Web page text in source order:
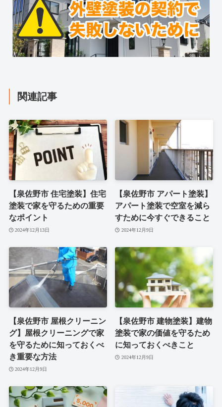
関連記事
【泉佐野市 住宅塗装】住宅
塗装で家を守るための重要
なポイント
2024年12月13日
【泉佐野市 アパート塗装】
アパート塗装で空室を減ら
すために今すぐできること
2024年12月9日
【泉佐野市 屋根クリーニン
グ】屋根クリーニングで家
を守るために知っておくべ
き重要な方法
2024年12月9日
【泉佐野市 建物塗装】建物
塗装で家の価値を守るため
に知っておくべきこと
2024年12月9日